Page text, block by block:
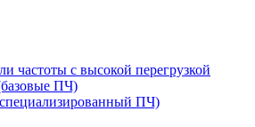
частоты с высокой перегрузкой
ПЧ)
ПЧ)